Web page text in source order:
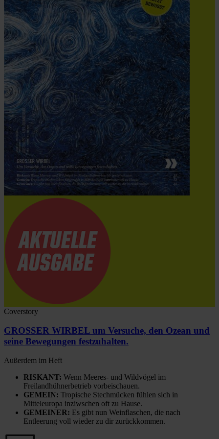
Coverstory
GROSSER WIRBEL um Versuche, den Ozean und
seine Bewegungen festzuhalten.
Außerdem im Heft
RISKANT: Wenn Meeres- und Wildvögel im
Freilandhühnerbetrieb vorbeischauen.
GEMEIN: Tropische Stechmücken fühlen sich in
Mitteleuropa inziwschen oft zu Hause.
GEMEINER: Es gibt nun Weinflaschen, die nach
Entleerung voll wieder zu dir zurückkommen.